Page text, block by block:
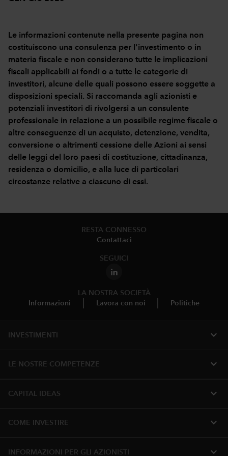
Le informazioni contenute nella presente pagina non
costituiscono una consulenza per l'investimento o in
materia fiscale e non considerano tutte le implicazioni
fiscali applicabili ai fondi o a tutte le categorie di
investitori, alcune delle quali possono essere soggette a
disposizioni speciali. Si raccomanda agli azionisti e
potenziali investitori di rivolgersi a un consulente
professionale in relazione a un possibile regime fiscale o
altre conseguenze di un acquisto, detenzione, vendita,
conversione o altrimenti cessione delle Azioni ai sensi
delle leggi del loro paesi di costituzione, cittadinanza,
residenza o domicilio, e alla luce di particolari
circostanze relative a ciascuno di essi.
RESTA CONNESSO
Contattaci
SEGUICI
LA NOSTRA SOCIETÀ
Informazioni
Lavora con noi Politiche
INVESTIMENTI expand_more
LE NOSTRE COMPETENZE expand_more
CAPITAL IDEAS expand_more
COME INVESTIRE expand_more
INFORMAZIONI PER GLI AZIONISTI expand_more